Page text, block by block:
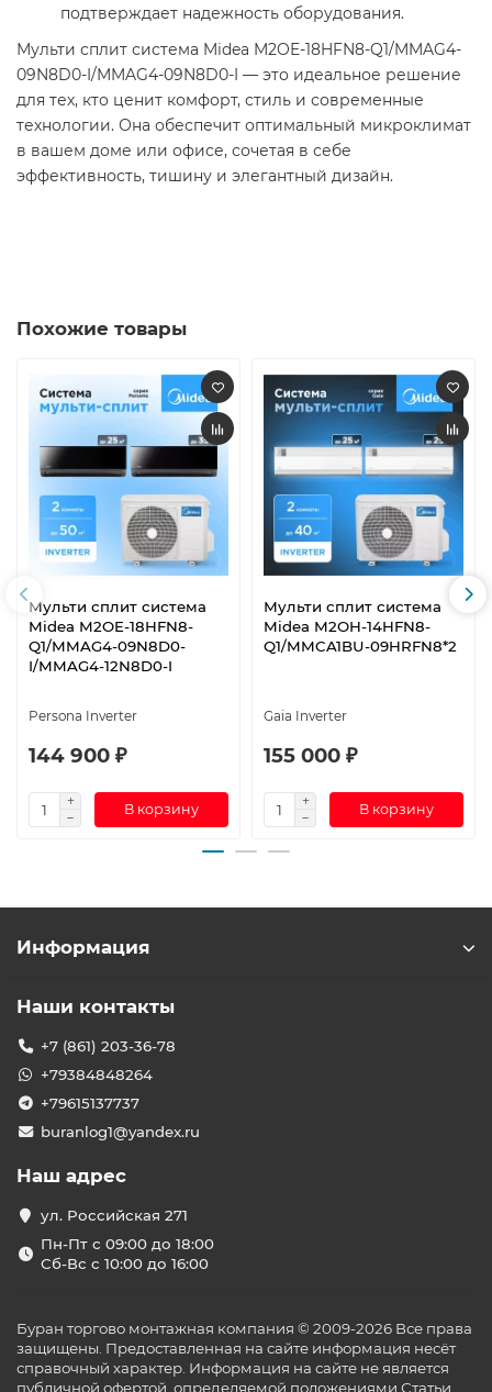
подтверждает надежность оборудования.
Мульти сплит система Midea M2OE-18HFN8-Q1/MMAG4-
09N8D0-I/MMAG4-09N8D0-I — это идеальное решение
для тех, кто ценит комфорт, стиль и современные
технологии. Она обеспечит оптимальный микроклимат
в вашем доме или офисе, сочетая в себе
эффективность, тишину и элегантный дизайн.
Похожие товары
Мульти сплит система
Midea M2OE-18HFN8-
Q1/MMAG4-09N8D0-
I/MMAG4-12N8D0-I
Persona Inverter
144 900 ₽
В корзину
Мульти сплит система
Midea M2OH-14HFN8-
Q1/MMCA1BU-09HRFN8*2
Gaia Inverter
155 000 ₽
В корзину
Информация
Наши контакты
+7 (861) 203-36-78
+79384848264
+79615137737
buranlog1@yandex.ru
Наш адрес
ул. Российская 271
Пн-Пт с 09:00 до 18:00
Сб-Вс с 10:00 до 16:00
Буран торгово монтажная компания © 2009-2026 Все права
защищены. Предоставленная на сайте информация несёт
справочный характер. Информация на сайте не является
публичной офертой, определяемой положениями Статьи